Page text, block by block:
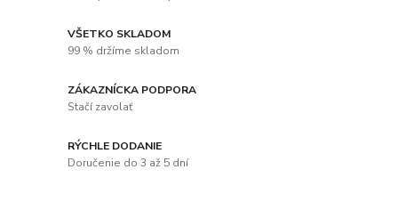
VŠETKO SKLADOM
99 % držíme skladom
ZÁKAZNÍCKA PODPORA
Stačí zavolať
RÝCHLE DODANIE
Doručenie do 3 až 5 dní